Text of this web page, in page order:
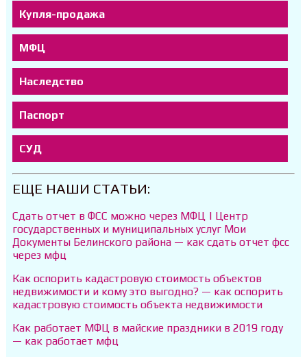
Купля-продажа
МФЦ
Наследство
Паспорт
СУД
ЕЩЕ НАШИ СТАТЬИ:
Сдать отчет в ФСС можно через МФЦ | Центр
государственных и муниципальных услуг Мои
Документы Белинского района — как сдать отчет фсс
через мфц
Как оспорить кадастровую стоимость объектов
недвижимости и кому это выгодно? — как оспорить
кадастровую стоимость объекта недвижимости
Как работает МФЦ в майские праздники в 2019 году
— как работает мфц